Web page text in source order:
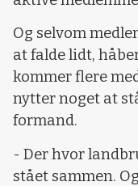
Og selvom
at falde lidt,
kommer flere
nytter noget at
formand.
- Der hvor
stået sammen.